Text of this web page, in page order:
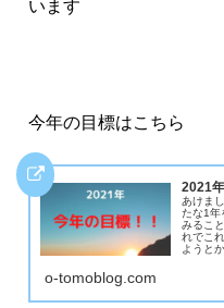
います
今年の目標はこちら
2021
あけま
たな1年
みるこ
れでこ
ようと
o-tomoblog.com